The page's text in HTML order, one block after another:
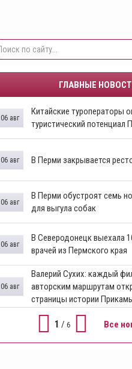
ГЛАВНЫЕ
Китайские туроператоры
туристический потенциал
06 авг
В Перми закрывается
06 авг
​В Перми обустроят семь
для выгула собак
06 авг
В Северодонецк выехала
врачей из Пермского края
06 авг
​Валерий Сухих: каждый
авторским маршрутам
страницы истории
06 авг
1 / 6 Все